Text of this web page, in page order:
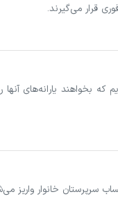
قرار می‌گیرند.
سرپرستان خانوار واریز